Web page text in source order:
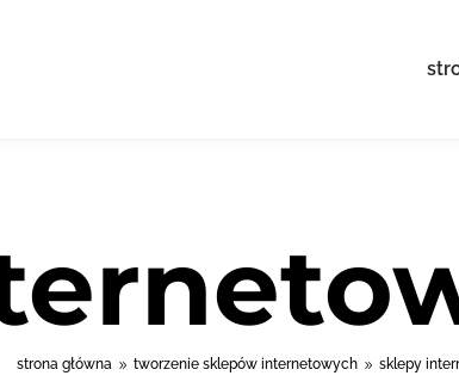
strona główna 9 tworzenie sklepów internetowych 9 sklepy